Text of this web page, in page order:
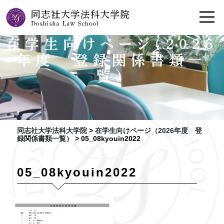
在学生向けページ（2026
年度 登録関係書類一
覧）
同志社大学法科大学院> 在学生向けページ（2026年度 登
録関係書類一覧）
> 05_08kyouin2022
05_08kyouin2022